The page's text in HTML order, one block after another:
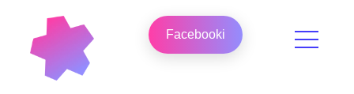
Facebooki